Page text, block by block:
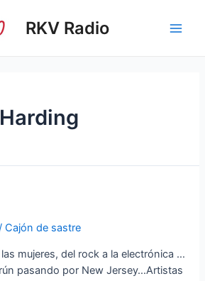
RKV Radio
Cajón de sastre
mujeres, del rock a la electrónica …
pasando por New Jersey…Artistas